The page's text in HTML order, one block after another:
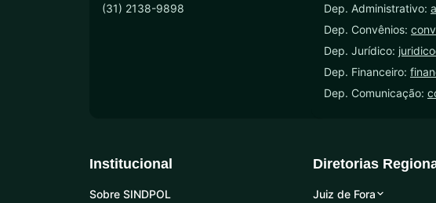
(31) 2138-9898 Dep. Administrativo:
Dep. Convênios:
Dep. Jurídico:
Dep. Financeiro:
Dep. Comunicação:
Institucional
Sobre SINDPOL
Diretorias
Juiz de Fora